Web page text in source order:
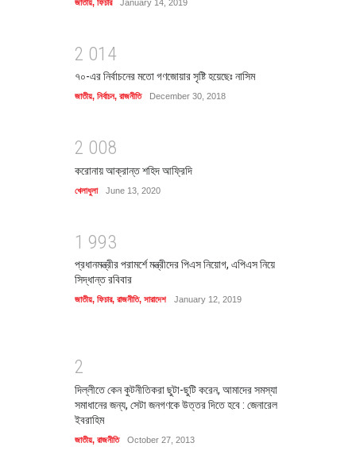
জাতীয়, ফিচার January 14, 2019
2 01 4
৭০-এর নির্বাচনের মতো গণজোয়ার সৃষ্টি হয়েছেঃ নাসিম
জাতীয়, নির্বাচন, রাজনীতি December 30, 2018
2 008
করোনায় আক্রান্ত শহিদ আফ্রিদি
খেলাধুলা June 13, 2020
1 993
প্রধানমন্ত্রীর পরামর্শে মন্ত্রীদের পিএস নিয়োগ, এপিএস নিয়ে
সিদ্ধান্ত রবিবার
জাতীয়, ফিচার, রাজনীতি, সারাদেশ January 12, 2019
2
দিল্লীতে কেন কুটনীতিকরা ছুটা-ছুটি করেন, আমাদের সমস্যা
সমাধানের জন্য, সেটা জনগণকে উত্তর দিতে হবে : জেনারেল
ইবরাহিম
জাতীয়, রাজনীতি October 27, 2013